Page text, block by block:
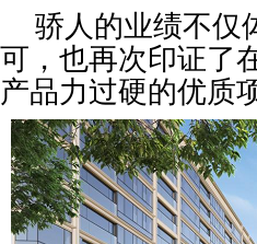
骄人的业绩不仅
可，也再次印证了
产品力过硬的优质